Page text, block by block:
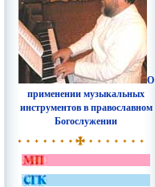
О
применении музыкальных
инструментов в православном
Богослужении